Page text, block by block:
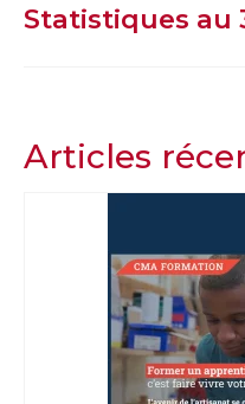
Statistiques au
Articles